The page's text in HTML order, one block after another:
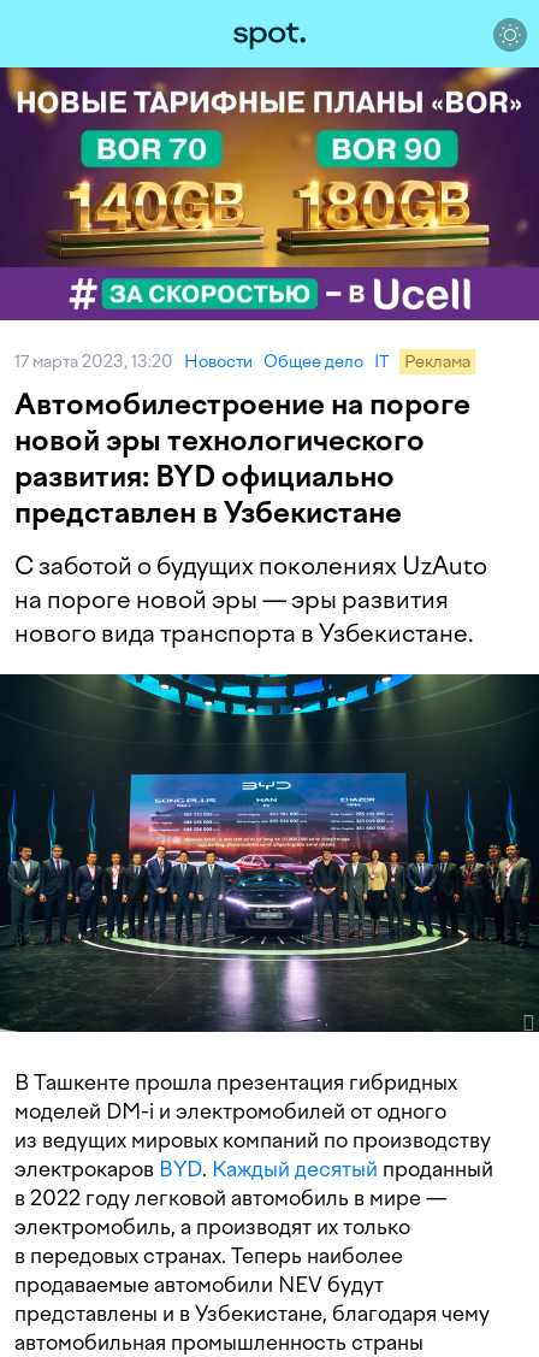
17 марта 2023, 13:20 Новости Общее дело IT Реклама
Автомобилестроение на пороге
новой эры технологического
развития: BYD официально
представлен в Узбекистане
С заботой о будущих поколениях UzAuto
на пороге новой эры — эры развития
нового вида транспорта в Узбекистане.
В Ташкенте прошла презентация гибридных
моделей DM-i и электромобилей от одного
из ведущих мировых компаний по производству
электрокаров BYD. Каждый десятый проданный
в 2022 году легковой автомобиль в мире —
электромобиль, а производят их только
в передовых странах. Теперь наиболее
продаваемые автомобили NEV будут
представлены и в Узбекистане, благодаря чему
автомобильная промышленность страны